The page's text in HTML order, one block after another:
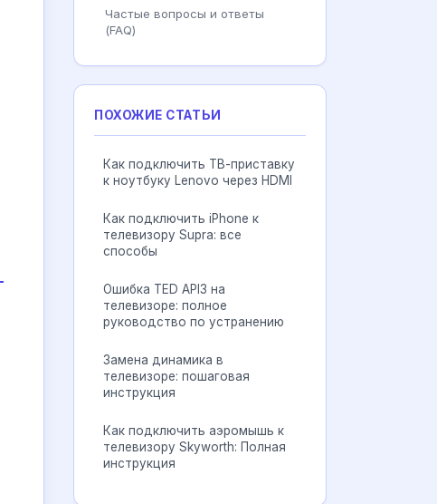
Частые вопросы и ответы
(FAQ)
ПОХОЖИЕ СТАТЬИ
Как подключить ТВ-приставку
к ноутбуку Lenovo через HDMI
Как подключить iPhone к
телевизору Supra: все
способы
Ошибка TED API3 на
телевизоре: полное
руководство по устранению
Замена динамика в
телевизоре: пошаговая
инструкция
Как подключить аэромышь к
телевизору Skyworth: Полная
инструкция